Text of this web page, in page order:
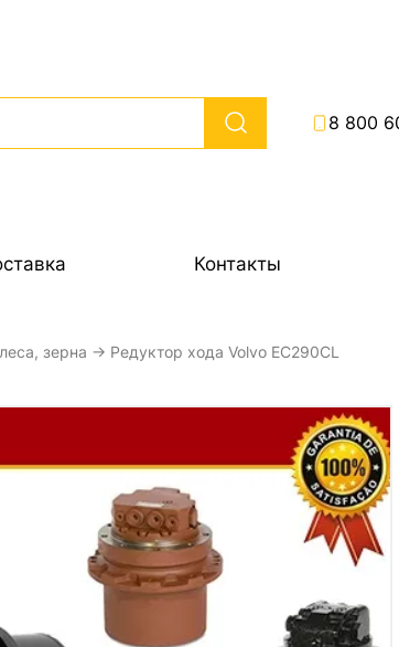
8 800
Контакты
зерна → Редуктор хода Volvo EC290CL